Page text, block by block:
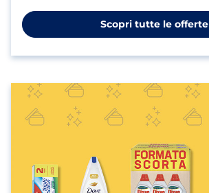
Scopri tutte le offerte